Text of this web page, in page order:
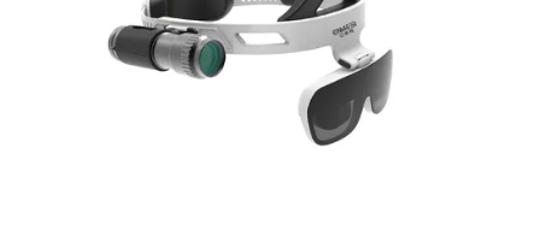
KEBIJAKAN
PRIVASI